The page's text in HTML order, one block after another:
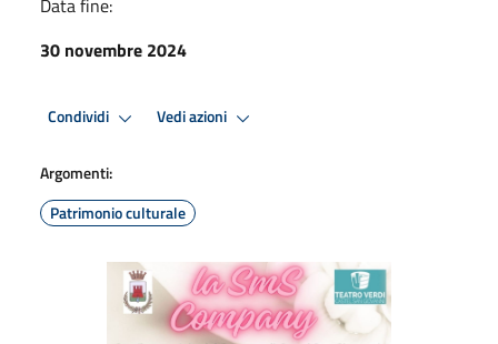
30 novembre 2024
Condividi Vedi azioni
Argomenti:
Patrimonio culturale